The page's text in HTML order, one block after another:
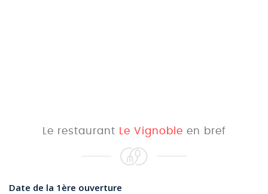
Le restaurant Le Vignoble en bref
Date de la 1ère ouverture